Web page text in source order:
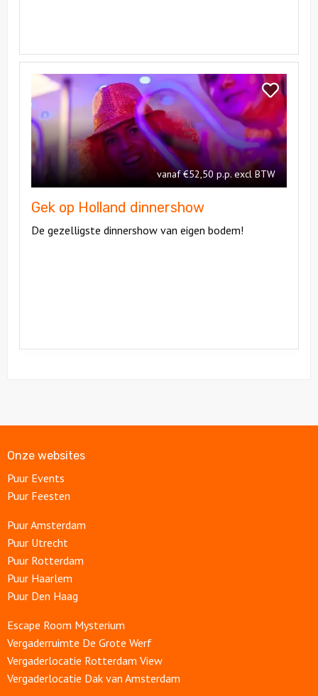
Bekijk
Gek
op
Holland
dinnershow
vanaf €52,50 p.p. excl BTW
Gek op Holland dinnershow
De gezelligste dinnershow van eigen bodem!
Holland
dinnershow
Onze websites
Puur Events
Puur Feesten
Puur Amsterdam
Puur Utrecht
Puur Rotterdam
Puur Haarlem
Puur Den Haag
Escape Room Mysterium
Vergaderruimte De Grote Werf
Vergaderlocatie Rotterdam View
Vergaderlocatie Dak van Amsterdam